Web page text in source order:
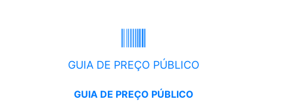
GUIA DE PREÇO PÚBLICO
GUIA DE PREÇO PÚBLICO